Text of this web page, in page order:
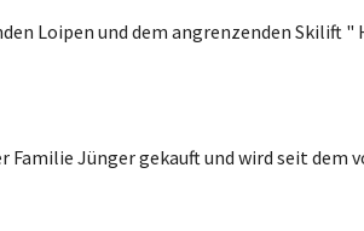
Loipen und dem angrenzenden Skilift "
Familie Jünger gekauft und wird seit dem